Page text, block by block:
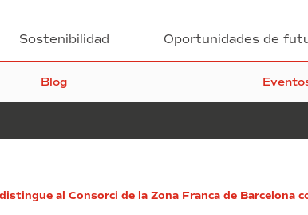
Sostenibilidad Oportunidades de
Blog
al Consorci de la Zona Franca de Barcelona
al